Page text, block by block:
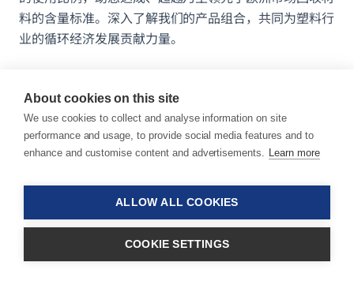
产品组合
料的含量标准。深入了解我们的产品组合，共同为塑料行
业的循环经济发展贡献力量。
了解我们的产品组合
由于降解作用，再生聚合物往往呈现粘度偏低的特性，导
致加工窗口期较短。由此会引发加工过程中现出不稳定现
象，并且直接影响产品质量。
About cookies on this site
We use cookies to collect and analyse information on site
performance and usage, to provide social media features and to
enhance and customise content and advertisements. Learn more
ALLOW ALL COOKIES
COOKIE SETTINGS